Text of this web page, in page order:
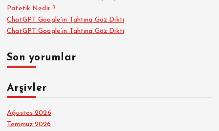
Patetik Nedir ?
ChatGPT Google’ın Tahtına Göz Dikti
ChatGPT Google’ın Tahtına Göz Dikti
Son yorumlar
Arşivler
Ağustos 2026
Temmuz 2026